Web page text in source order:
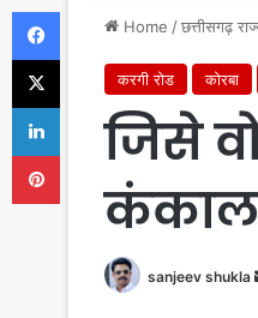
Home /छत्तीसगढ़
करगी रोड कोरबा
जिसे
कंकाल
sanjeev shukla
Facebook
X
LinkedIn
Pinterest